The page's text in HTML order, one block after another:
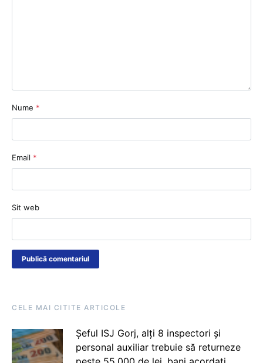
Nume *
Email *
Sit web
CELE MAI CITITE ARTICOLE
Șeful ISJ Gorj, alți 8 inspectori și
personal auxiliar trebuie să returneze